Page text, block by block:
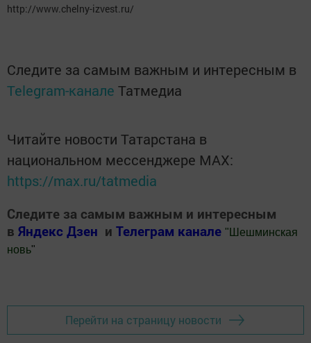
http://www.chelny-izvest.ru/
Следите за самым важным и интересным в
Telegram-канале Татмедиа
Читайте новости Татарстана в
национальном мессенджере MАХ:
https://max.ru/tatmedia
Следите за самым важным и интересным
в Яндекс Дзен и Телеграм канале " Шешминская
новь"
Перейти на страницу новости